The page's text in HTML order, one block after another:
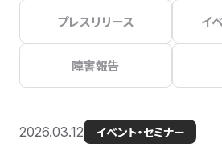
プレスリリース イ
障害報告
2026.03.12 イベント・セミナー